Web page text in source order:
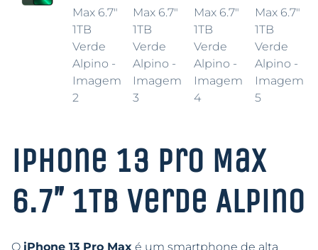
iPhone 13 Pro Max
6.7″ 1TB Verde Alpino
O iPhone 13 Pro Max é um smartphone de alta